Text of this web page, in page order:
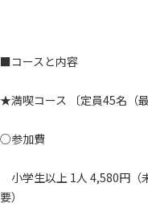
■コースと内容
★満喫コース 〔定員45名（
○参加費
小学生以上 1人 4,580円（
要）